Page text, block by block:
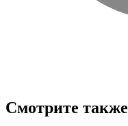
Смотрите также